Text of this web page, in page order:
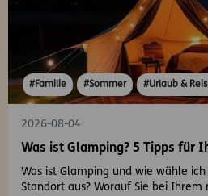
#Familie #Sommer #Urlaub &
2026-08-04
Was ist Glamping? 5 Tipps für
Was ist Glamping und wie wähle
Standort aus? Worauf Sie bei